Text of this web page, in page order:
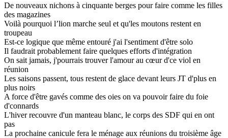
De nouveaux nichons à cinquante berges pour faire comme les filles
des magazines
Voilà pourquoi l’lion marche seul et qu'les moutons restent en
troupeau
Est-ce logique que même entouré j'ai l'sentiment d'être solo
Il faudrait probablement faire quelques efforts d'intégration
On sait jamais, j'pourrais trouver l'amour au cœur d'ce viol en
réunion
Les saisons passent, tous restent de glace devant leurs JT d'plus en
plus noirs
A force d'être gavés comme des oies on va pouvoir faire du foie
d'connards
L'hiver recouvre d'un manteau blanc, le corps des SDF qui en ont
pas
La prochaine canicule fera le ménage aux réunions du troisième âge